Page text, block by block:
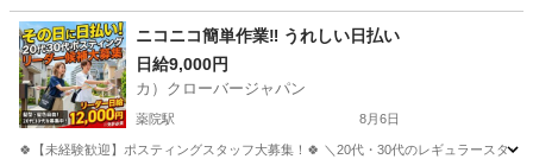
福岡 福岡市 軽作業 スタッフ
ニコニコ簡単作業‼️ うれしい日払い
日給9,000円
カ）クローバージャパン
薬院駅 8月6日
🍀【未経験歓迎】ポスティングスタッフ大募集！🍀 ＼20代・30代のレギュラースタ